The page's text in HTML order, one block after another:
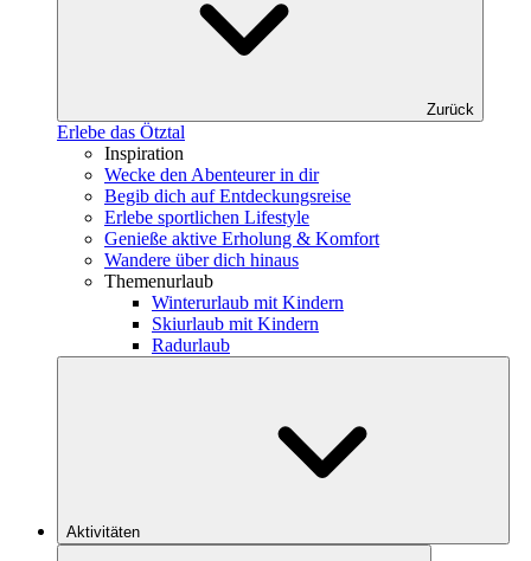
Zurück
Erlebe das Ötztal
Inspiration
Wecke den Abenteurer in dir
Begib dich auf Entdeckungsreise
Erlebe sportlichen Lifestyle
Genieße aktive Erholung & Komfort
Wandere über dich hinaus
Themenurlaub
Winterurlaub mit Kindern
Skiurlaub mit Kindern
Radurlaub
Aktivitäten